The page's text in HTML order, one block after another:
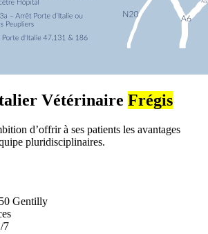
Vétérinaire Frégis
d’offrir à ses patients les avantages
pluridisciplinaires.
Gentilly
7